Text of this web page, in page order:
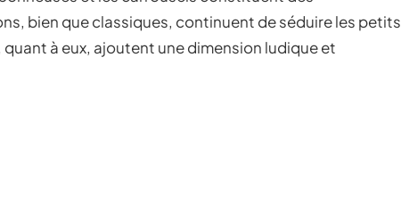
bien que classiques, continuent de séduire les petits
à eux, ajoutent une dimension ludique et